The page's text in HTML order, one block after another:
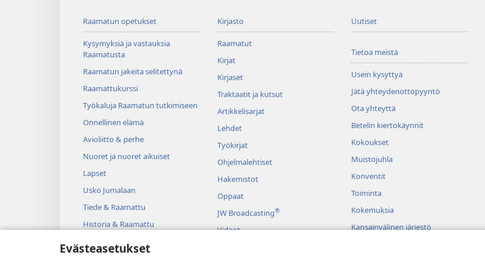
Evästeasetukset
Raamatun opetukset
Kysymyksiä ja vastauksia
Raamatusta
Raamatun jakeita selitettynä
Raamattukurssi
Työkaluja Raamatun tutkimiseen
Onnellinen elämä
Avioliitto & perhe
Nuoret ja nuoret aikuiset
Lapset
Usko Jumalaan
Tiede & Raamattu
Historia & Raamattu
Kirjasto
Raamatut
Kirjat
Kirjaset
Traktaatit ja kutsut
Artikkelisarjat
Lehdet
Työkirjat
Ohjelmalehtiset
Hakemistot
Oppaat
JW Broadcasting®
Videot
Uutiset
Tietoa meistä
Usein kysyttyä
Jätä yhteydenottopyyntö
Ota yhteyttä
Betelin kiertokäynnit
Kokoukset
Muistojuhla
Konventit
Toiminta
Kokemuksia
Kansainvälinen järjestö